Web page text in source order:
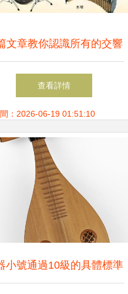
文章教你認識所有的交響
樂樂器
查看詳情
：2026-06-19 01:51:10
小號通過10級的具體標準